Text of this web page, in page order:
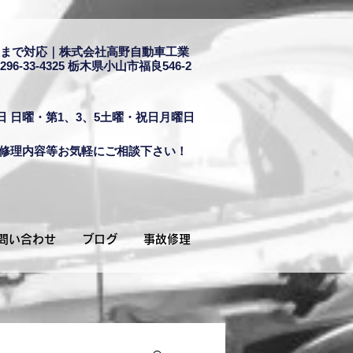
33-4325 栃木県小山市福良546-2
対応｜株式会社高野自動車工業
日曜・第1、3、5土曜・祝日月曜日
理内容等お気軽にご相談下さい！
い合わせ ブログ 事故修理